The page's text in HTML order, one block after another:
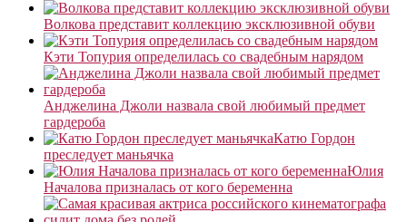
Волкова представит коллекцию эксклюзивной обуви
Кэти Топурия определилась со свадебным нарядом
Анджелина Джоли назвала свой любимый предмет
гардероба
Катю Гордон
преследует маньячка
Юлия
Началова призналась от кого беременна